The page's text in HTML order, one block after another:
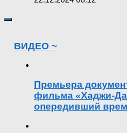
ВИДЕО ~
Премьера
фильма «Хаджи-
опередивший